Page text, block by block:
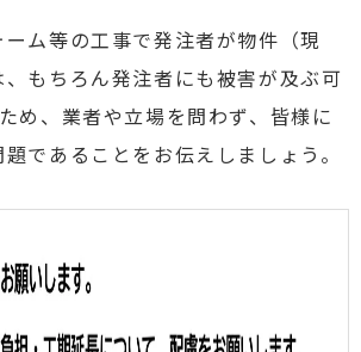
ム等の工事で発注者が物件（現
もちろん発注者にも被害が及ぶ可
め、業者や立場を問わず、皆様に
であることをお伝えしましょう。